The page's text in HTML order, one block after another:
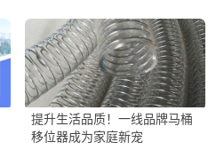
提升生活品质！一线品牌马桶
移位器成为家庭新宠